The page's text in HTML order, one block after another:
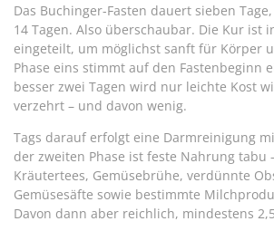
Das Buchinger-Fasten dauert sieben
14 Tagen. Also überschaubar. Die Kur ist
eingeteilt, um möglichst sanft für Körper
Phase eins stimmt auf den Fastenbeginn
besser zwei Tagen wird nur leichte Kost
verzehrt – und davon wenig.
Tags darauf erfolgt eine Darmreinigung
der zweiten Phase ist feste Nahrung tabu
Kräutertees, Gemüsebrühe, verdünnte
Gemüsesäfte sowie bestimmte
Davon dann aber reichlich, mindestens